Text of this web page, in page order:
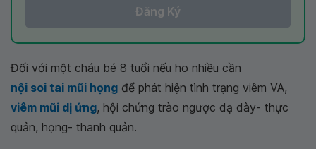
Đăng Ký
Đối với một cháu bé 8 tuổi nếu ho nhiều cần
nội soi tai mũi họng để phát hiện tình trạng viêm VA,
viêm mũi dị ứng, hội chứng trào ngược dạ dày- thực
quản, họng- thanh quản.